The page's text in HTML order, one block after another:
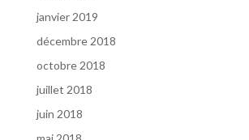
janvier 2019
décembre 2018
octobre 2018
juillet 2018
juin 2018